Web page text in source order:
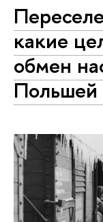
какие
обмен